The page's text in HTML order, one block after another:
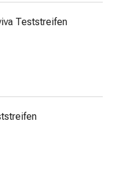
Teststreifen